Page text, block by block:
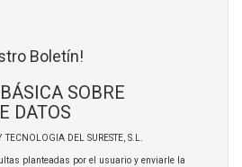
Boletín!
SOBRE
DATOS
DEL SURESTE, S.L.
planteadas por el usuario y enviarle la